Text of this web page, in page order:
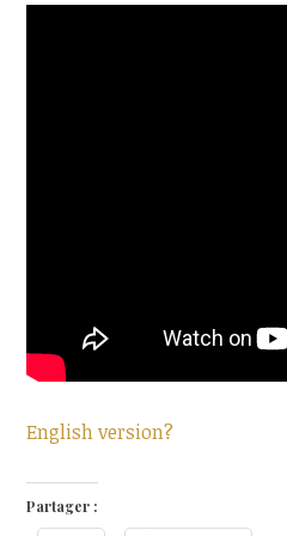
English version?
Partager :